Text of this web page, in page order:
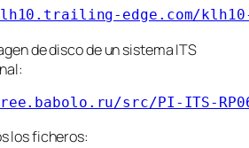
edge.com/
de disco de un sistema ITS
src/PI-ITS-
los ficheros: